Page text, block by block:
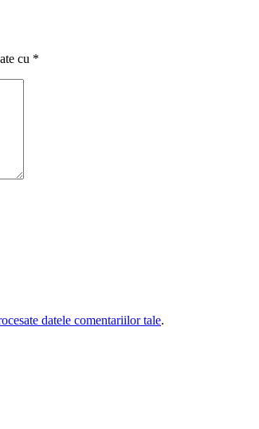
cu *
datele comentariilor tale.